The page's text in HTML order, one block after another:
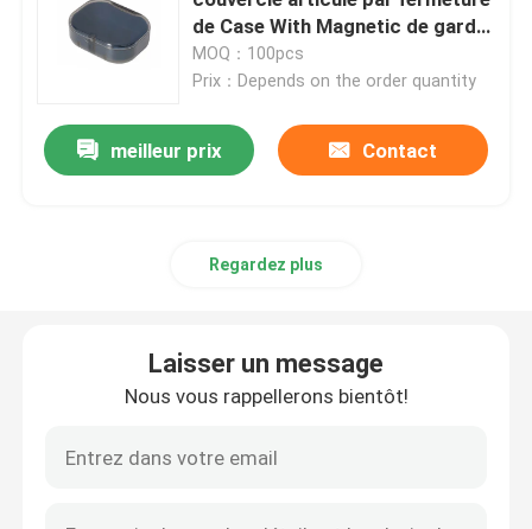
Articulateurs dentaires de laboratoire
Liens orthodontiques de ligature
Plateaux dentaires d'impressions
de Case With Magnetic de garde
de bouche
MOQ：100pcs
Prix：Depends on the order quantity
meilleur prix Contact
Regardez plus
Laisser un message
Nous vous rappellerons bientôt!